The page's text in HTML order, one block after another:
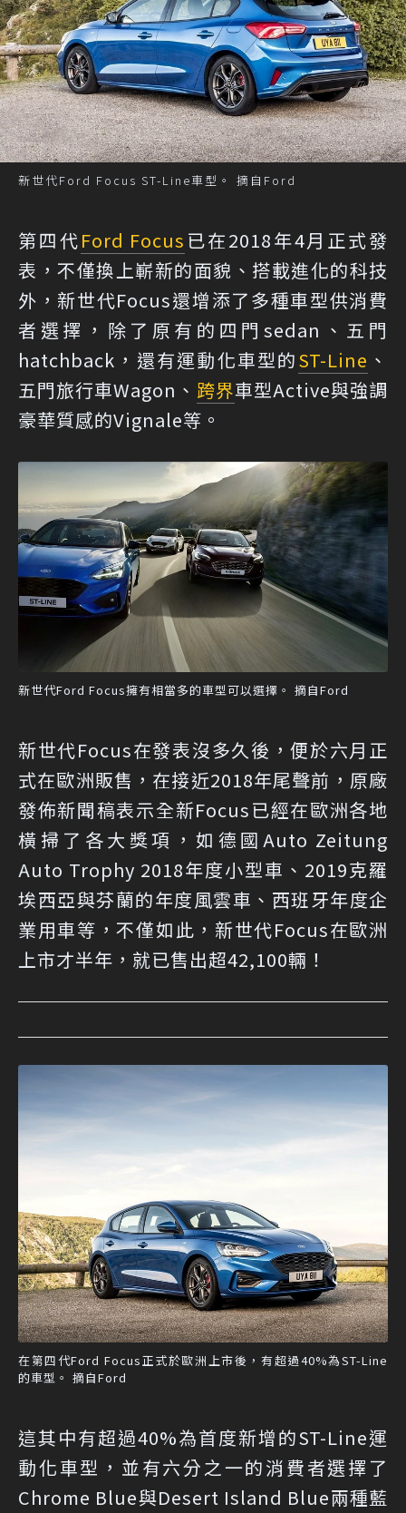
新世代Ford Focus ST-Line車型。 摘自Ford
第四代Ford Focus 已在2018年4月正式發
表，不僅換上嶄新的面貌、搭載進化的科技
外，新世代Focus還增添了多種車型供消費
者選擇，除了原有的四門sedan、五門
hatchback，還有運動化車型的ST-Line 、
五門旅行車Wagon、 跨界車型Active與強調
豪華質感的Vignale等。
新世代Ford Focus擁有相當多的車型可以選擇。 摘自Ford
新世代Focus在發表沒多久後，便於六月正
式在歐洲販售，在接近2018年尾聲前，原廠
發佈新聞稿表示全新Focus已經在歐洲各地
橫掃了各大獎項，如德國Auto Zeitung
Auto Trophy 2018年度小型車、2019克羅
埃西亞與芬蘭的年度風雲車、西班牙年度企
業用車等，不僅如此，新世代Focus在歐洲
上市才半年，就已售出超42,100輛！
在第四代Ford Focus正式於歐洲上市後，有超過40%為ST-Line
的車型。 摘自Ford
這其中有超過40%為首度新增的ST-Line運
動化車型，並有六分之一的消費者選擇了
Chrome Blue與Desert Island Blue兩種藍